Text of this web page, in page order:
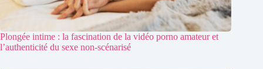
Plongée intime : la fascination de la vidéo porno amateur et
l’authenticité du sexe non-scénarisé